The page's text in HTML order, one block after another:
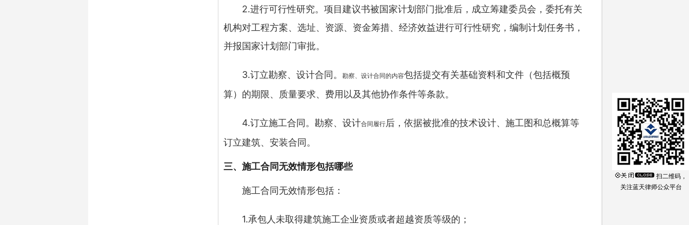
2.进行可行性研究。项目建议书被国家计划部门批准后，成立筹建委员会，委托有关
机构对工程方案、选址、资源、资金筹措、经济效益进行可行性研究，编制计划任务书，
并报国家计划部门审批。
3.订立勘察、设计合同。 勘察、设计合同的内容包括提交有关基础资料和文件（包括概预
算）的期限、质量要求、费用以及其他协作条件等条款。
4.订立施工合同。勘察、设计合同履行后，依据被批准的技术设计、施工图和总概算等
订立建筑、安装合同。
三、 施工合同无效情形包括哪些
施工合同无效情形包括：
1.承包人未取得建筑施工企业资质或者超越资质等级的；
扫二维码，
关注蓝天律师公众平台